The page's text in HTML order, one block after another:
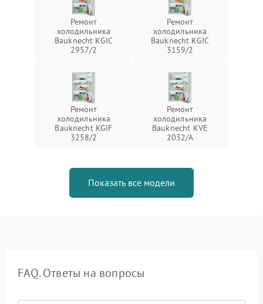
Ремонт
холодильника
Bauknecht KGIC
2957/2
Ремонт
холодильника
Bauknecht KGIC
3159/2
Ремонт
холодильника
Bauknecht KGIF
3258/2
Ремонт
холодильника
Bauknecht KVE
2032/A
Показать все модели
FAQ. Ответы на вопросы